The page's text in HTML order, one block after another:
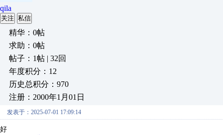
qila
关注 私信
精华：0帖
求助：0帖
帖子：1帖 | 32回
年度积分：12
历史总积分：970
注册：2000年1月01日
发表于：2025-07-01 17:09:14
好